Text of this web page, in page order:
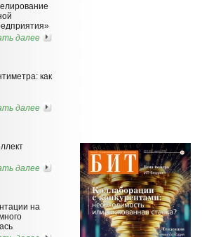
далее
как
далее
далее
на